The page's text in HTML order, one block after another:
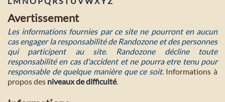
Avertissement
Les informations fournies par ce site ne pourront en aucun
cas engager la responsabilité de Randozone et des personnes
qui participent au site. Randozone décline toute
responsabilité en cas d'accident et ne pourra etre tenu pour
responsable de quelque manière que ce soit. Informations à
propos des niveaux de difficulté.